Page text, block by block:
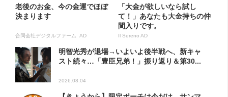
老後のお金、今の金運でほぼ
決まります
合同会社デジタルファーム AD
「大金が欲しいなら試し
て！」あなたも大金持ちの仲
間入りです。
Il Sereno AD
明智光秀が退場→いよいよ後半戦へ、新キャ
スト続々…「豊臣兄弟！」振り返り＆第30...
2026.08.04